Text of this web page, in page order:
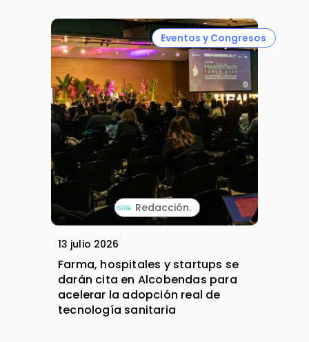
Eventos y Congresos
Redacción.
13 julio 2026
Farma, hospitales y startups se
darán cita en Alcobendas para
acelerar la adopción real de
tecnología sanitaria